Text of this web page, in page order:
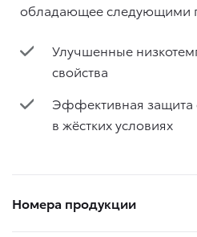
обладающее следующими
Улучшенные
свойства
Эффективная защита
в жёстких условиях
Номера продукции